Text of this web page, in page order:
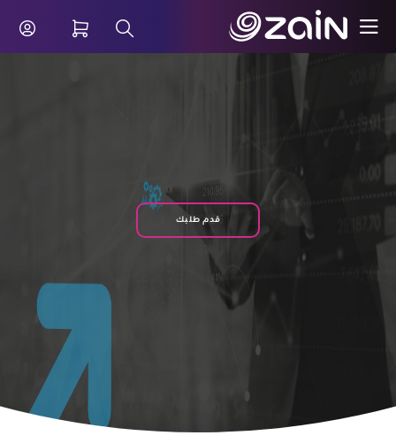
تخطي إلى المحتوى الرئيسي
شريط البحث
قدم طلبك